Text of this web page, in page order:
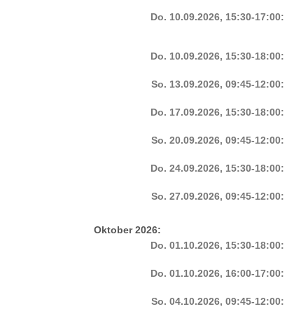
Do. 10.09.2026, 15:30-17:00:
Do. 10.09.2026, 15:30-18:00:
So. 13.09.2026, 09:45-12:00:
Do. 17.09.2026, 15:30-18:00:
So. 20.09.2026, 09:45-12:00:
Do. 24.09.2026, 15:30-18:00:
So. 27.09.2026, 09:45-12:00:
Oktober 2026:
Do. 01.10.2026, 15:30-18:00:
Do. 01.10.2026, 16:00-17:00:
So. 04.10.2026, 09:45-12:00: